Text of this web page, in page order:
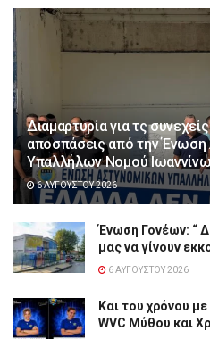
Διαμαρτυρία για τς
αποσπάσεις από την Ένωση
Υπαλλήλων Νομού
6 ΑΥΓΟΎΣΤΟΥ 2026
Ένωση Γονέων: “
μας να γίνουν
6 ΑΥΓΟΎΣΤΟΥ 2026
Και του χρόνου
WVC Μύθου και